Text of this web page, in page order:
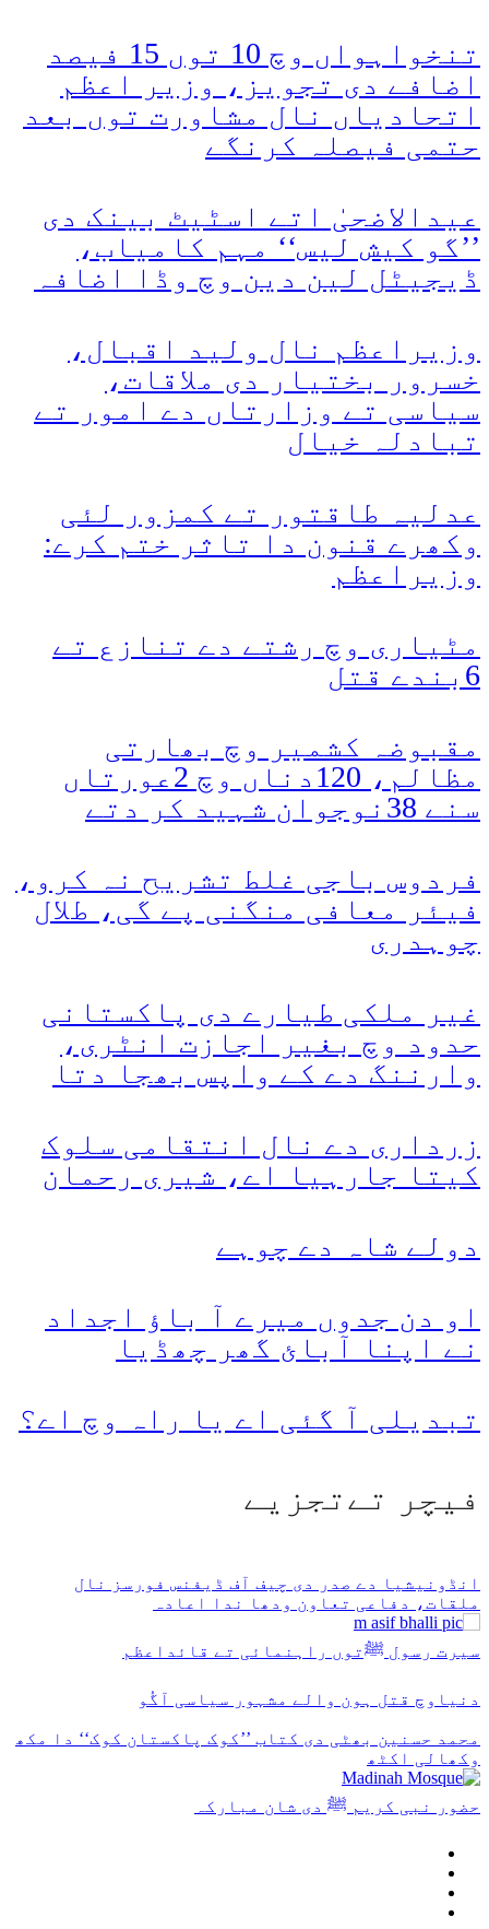
تنخواہواں وچ 10 توں 15 فیصد
اضافے دی تجویز، وزیر اعظم
اتحادیاں نال مشاورت توں بعد
حتمی فیصلہ کرنگے
عیدالاضحیٰ اتے اسٹیٹ بینک دی
’’گو کیش لیس‘‘ مہم کامیاب،
ڈیجیٹل لین دین وچ وڈا اضافہ
وزیراعظم نال ولید اقبال،
خسرور بختیار دی ملاقات،
سیاسی تے وزارتاں دے امور تے
تبادلہ خیال
عدلیہ طاقتور تے کمزور لئی
وکھرے قنون دا تاثر ختم کرے:
وزیراعظم
مٹیاری وچ رشتے دے تنازع تے
6بندے قتل
مقبوضہ کشمیر وچ بھارتی
مظالم، 120دناں وچ 2عورتاں
سنے 38نوجوان شہید کر دتے
فردوس باجی غلط تشریح نہ کرو،
فیئر معافی منگنی پے گی، طلال
چوہدری
غیر ملکی طیارے دی پاکستانی
حدود وچ بغیر اجازت انٹری،
وارننگ دے کے واپس بھجا دتا
زرداری دے نال انتقامی سلوک
کیتا جارہیا اے، شیری رحمان
دولے شاہ دے چوہے
او دن جدوں میرے آ باؤ اجداد
نے اپنا آبائ گھر چھڈیا
تبدیلی آ گئی اے یا راہ وچ اے؟
فیچر تےتجزیے
انڈونیشیا دے صدر دی چیف آف ڈیفنس فورسز نال
ملقات، دفاعی تعاون ودھا ندا اعادہ
سیرت رسول ﷺتوں راہنمائی تے قائداعظم
دنیاوچ قتل ہون والے مشہور سیاسی آگُو
محمد حسنین بھٹی دی کتاب ’’کوک پاکستان کوک‘‘ دا مکھ
وکھالی اکٹھ
حضور نبی کریم ﷺ دی شان مبارکہ